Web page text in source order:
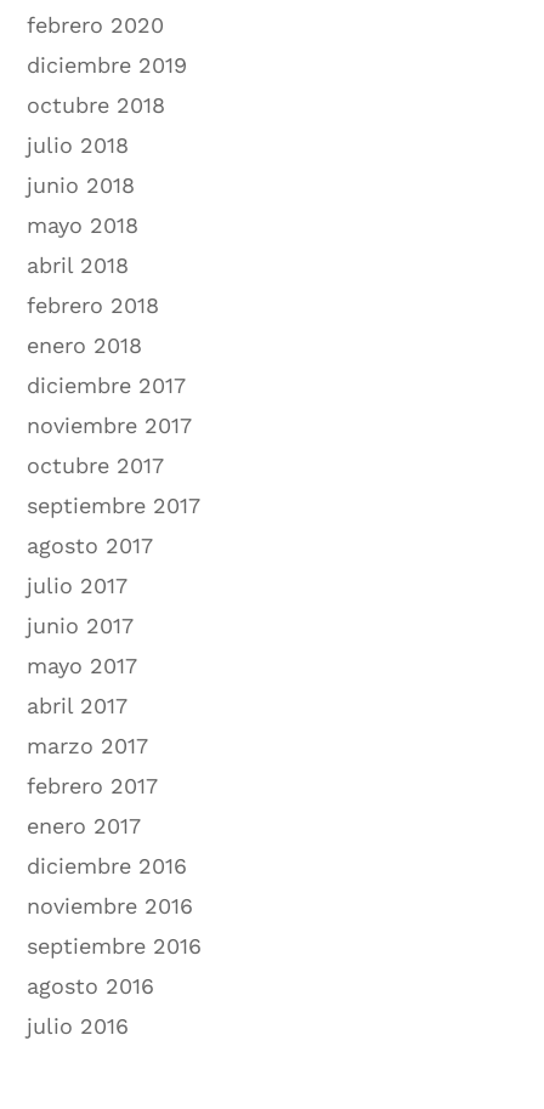
febrero 2020
diciembre 2019
octubre 2018
julio 2018
junio 2018
mayo 2018
abril 2018
febrero 2018
enero 2018
diciembre 2017
noviembre 2017
octubre 2017
septiembre 2017
agosto 2017
julio 2017
junio 2017
mayo 2017
abril 2017
marzo 2017
febrero 2017
enero 2017
diciembre 2016
noviembre 2016
septiembre 2016
agosto 2016
julio 2016